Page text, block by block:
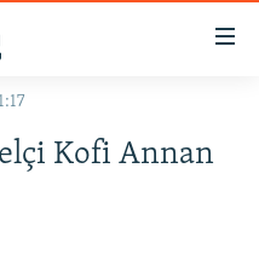
Kofi Annan